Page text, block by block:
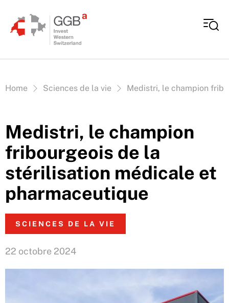
Vous êtes ici:
Home Sciences de la vie Medistri, le champion
Medistri, le champion
fribourgeois de la
stérilisation médicale et
pharmaceutique
SCIENCES DE LA VIE
22 octobre 2024